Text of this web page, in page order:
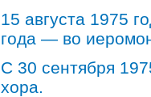
15 августа 1975
года — во
С 30 сентября
хора.